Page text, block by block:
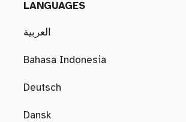
LANGUAGES
العربية
Bahasa Indonesia
Deutsch
Dansk